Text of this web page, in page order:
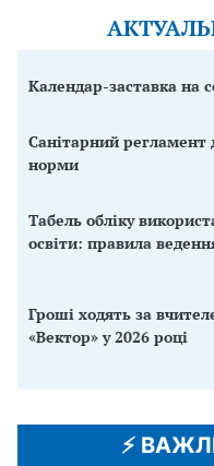
Календар-заставка на
Санітарний
норми
Табель обліку
освіти: правила
Гроші ходять за
«Вектор» у 2026 році
⚡️